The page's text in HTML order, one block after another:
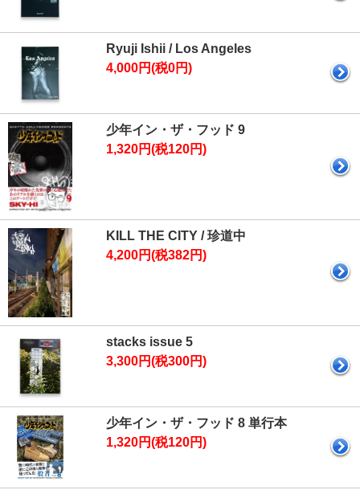
Ryuji Ishii / Los Angeles
4,000円(税0円)
少年イン・ザ・フッド 9
1,320円(税120円)
KILL THE CITY / 珍道中
4,200円(税382円)
stacks issue 5
3,300円(税300円)
少年イン・ザ・フッド 8 単行本
1,320円(税120円)